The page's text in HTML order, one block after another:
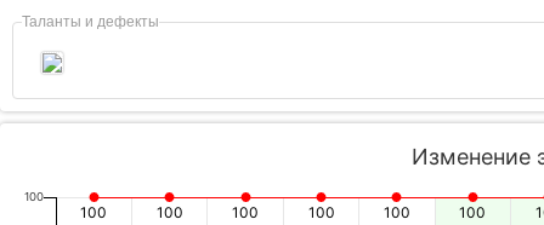
Таланты и дефекты
Изменение
100 100 100 100 100 100
100